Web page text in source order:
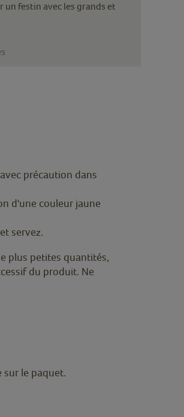
un festin avec les grands et
précaution dans
d'une couleur jaune
servez.
plus petites quantités,
du produit. Ne
sur le paquet.